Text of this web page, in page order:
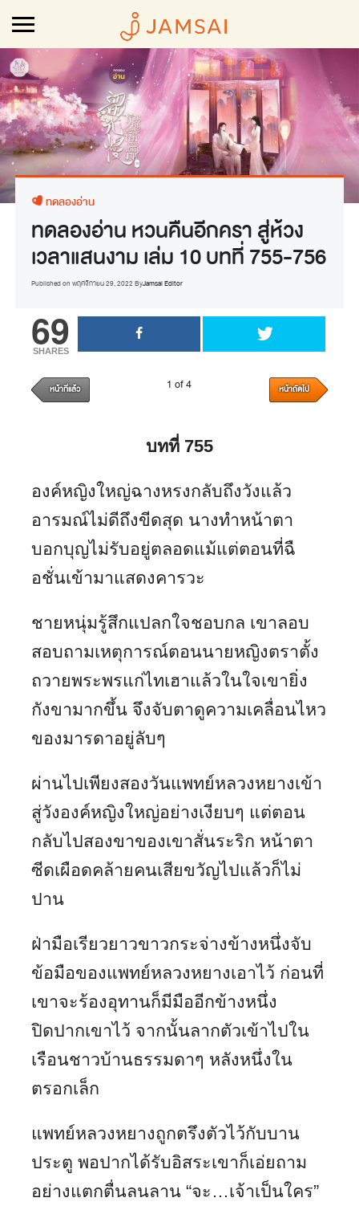
ทดลองอ่าน
ทดลองอ่าน หวนคืนอีกครา สู่ห้วง
เวลาแสนงาม เล่ม 10 บทที่ 755-756
Published on พฤศจิกายน 29, 2022 ByJamsai Editor
69
SHARES
หน้าที่แล้ว 1 of 4 หน้าถัดไป
บทที่ 755
องค์หญิงใหญ่ฉางหรงกลับถึงวังแล้ว
อารมณ์ไม่ดีถึงขีดสุด นางทำหน้าตา
บอกบุญไม่รับอยู่ตลอดแม้แต่ตอนที่ฉื
อชั่นเข้ามาแสดงคารวะ
ชายหนุ่มรู้สึกแปลกใจชอบกล เขาลอบ
สอบถามเหตุการณ์ตอนนายหญิงตราตั้ง
ถวายพระพรแก่ไทเฮาแล้วในใจเขายิ่ง
กังขามากขึ้น จึงจับตาดูความเคลื่อนไหว
ของมารดาอยู่ลับๆ
ผ่านไปเพียงสองวันแพทย์หลวงหยางเข้า
สู่วังองค์หญิงใหญ่อย่างเงียบๆ แต่ตอน
กลับไปสองขาของเขาสั่นระริก หน้าตา
ซีดเผือดคล้ายคนเสียขวัญไปแล้วก็ไม่
ปาน
ฝ่ามือเรียวยาวขาวกระจ่างข้างหนึ่งจับ
ข้อมือของแพทย์หลวงหยางเอาไว้ ก่อนที่
เขาจะร้องอุทานก็มีมืออีกข้างหนึ่ง
ปิดปากเขาไว้ จากนั้นลากตัวเข้าไปใน
เรือนชาวบ้านธรรมดาๆ หลังหนึ่งใน
ตรอกเล็ก
แพทย์หลวงหยางถูกตรึงตัวไว้กับบาน
ประตู พอปากได้รับอิสระเขาก็เอ่ยถาม
อย่างแตกตื่นลนลาน “จะ…เจ้าเป็นใคร”